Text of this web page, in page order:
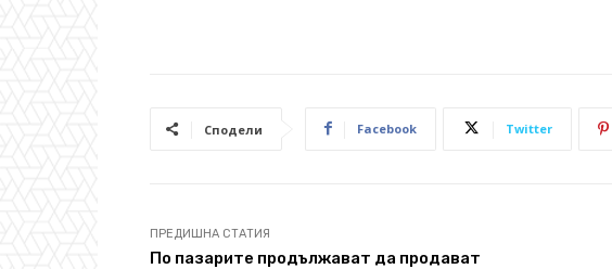
Сподели Facebook Twitter
ПРЕДИШНА СТАТИЯ
По пазарите продължават да продават